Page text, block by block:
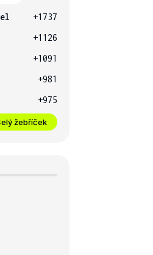
+1737
+1126
+1091
+981
+975
žebříček